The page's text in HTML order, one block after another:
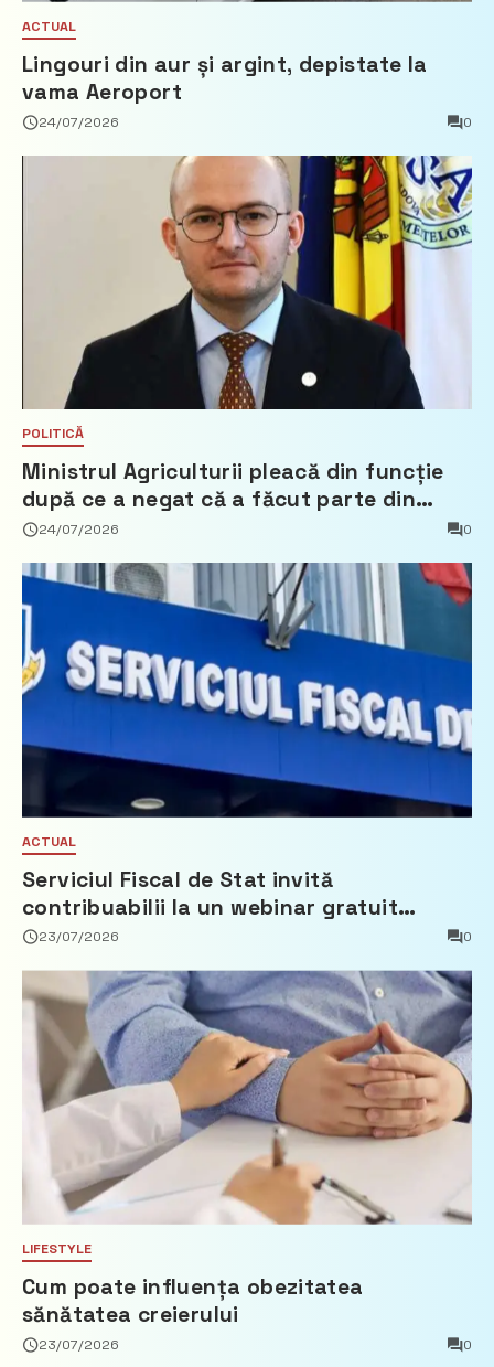
ACTUAL
Lingouri din aur și argint, depistate la
vama Aeroport
24/07/2026 0
POLITICĂ
Ministrul Agriculturii pleacă din funcție
după ce a negat că a făcut parte din
Partidul Democrat
24/07/2026 0
ACTUAL
Serviciul Fiscal de Stat invită
contribuabilii la un webinar gratuit
privind calculul impozitului pe bunurile
23/07/2026 0
LIFESTYLE
Cum poate influența obezitatea
sănătatea creierului
23/07/2026 0